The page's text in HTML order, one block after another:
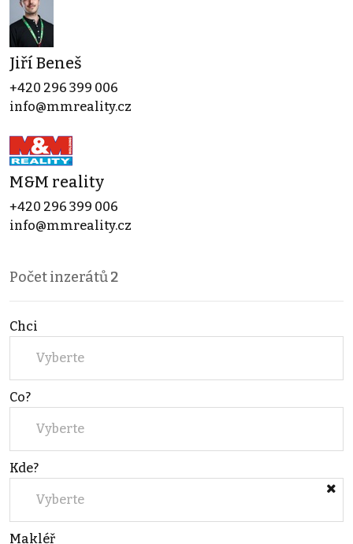
Jiří Beneš
+420 296 399 006
info@mmreality.cz
M&M reality
+420 296 399 006
info@mmreality.cz
Počet inzerátů2
Chci
Vyberte
Co?
Vyberte
Kde?
Vyberte
Makléř